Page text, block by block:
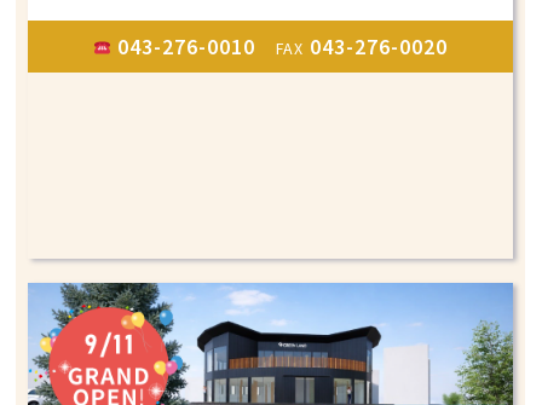
043-276-0010FAX 043-276-0020